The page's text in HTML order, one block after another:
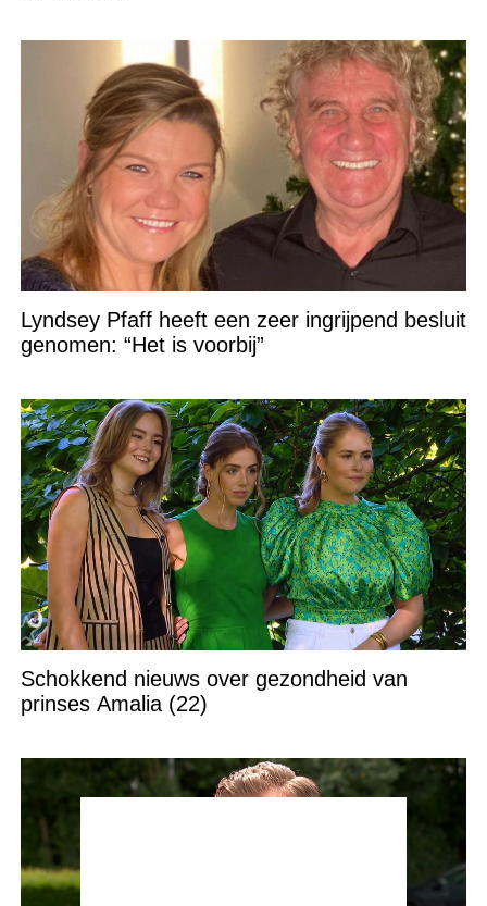
Lyndsey Pfaff heeft een zeer ingrijpend besluit
genomen: “Het is voorbij”
Schokkend nieuws over gezondheid van
prinses Amalia (22)